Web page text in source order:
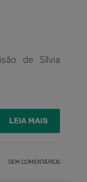
de Sílvia
LEIA MAIS
SEM COMENTÁRIOS